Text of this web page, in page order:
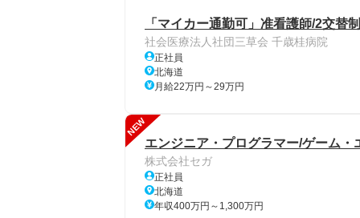
「マイカー通勤可」准看護師/2交替
社会医療法人社団三草会 千歳桂病院
正社員
北海道
月給22万円～29万円
NEW
エンジニア・プログラマー/ゲーム・
株式会社セガ
正社員
北海道
年収400万円～1,300万円